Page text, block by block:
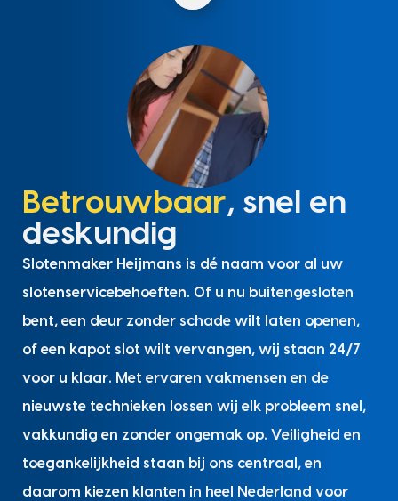
Betrouwbaar, snel en
deskundig
Slotenmaker Heijmans is dé naam voor al uw
slotenservicebehoeften. Of u nu buitengesloten
bent, een deur zonder schade wilt laten openen,
of een kapot slot wilt vervangen, wij staan 24/7
voor u klaar. Met ervaren vakmensen en de
nieuwste technieken lossen wij elk probleem snel,
vakkundig en zonder ongemak op. Veiligheid en
toegankelijkheid staan bij ons centraal, en
daarom kiezen klanten in heel Nederland voor